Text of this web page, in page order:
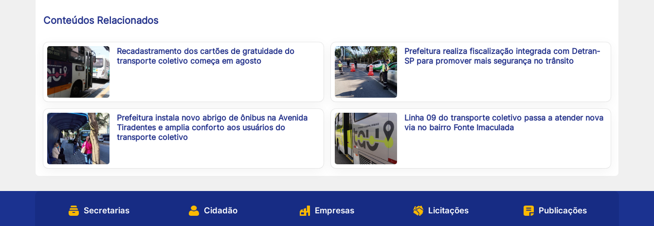
Conteúdos Relacionados
Recadastramento dos cartões de gratuidade do
transporte coletivo começa em agosto
Prefeitura realiza fiscalização integrada com Detran-
SP para promover mais segurança no trânsito
Prefeitura instala novo abrigo de ônibus na Avenida
Tiradentes e amplia conforto aos usuários do
transporte coletivo
Linha 09 do transporte coletivo passa a atender nova
via no bairro Fonte Imaculada
Secretarias Cidadão Empresas Licitações Publicações